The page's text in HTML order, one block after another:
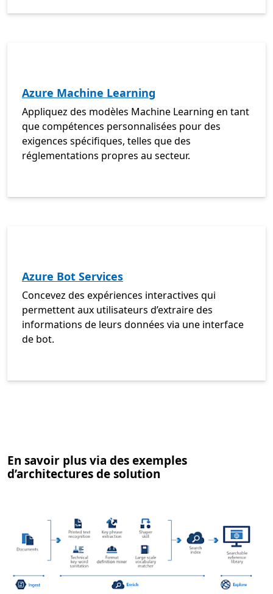
Azure Machine Learning
Appliquez des modèles Machine Learning en tant
que compétences personnalisées pour des
exigences spécifiques, telles que des
réglementations propres au secteur.
Azure Bot Services
Concevez des expériences interactives qui
permettent aux utilisateurs d’extraire des
informations de leurs données via une interface
de bot.
En savoir plus via des exemples
d’architectures de solution